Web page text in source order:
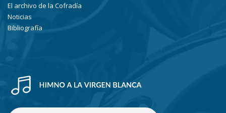
El archivo de la Cofradía
Noticias
Bibliografía